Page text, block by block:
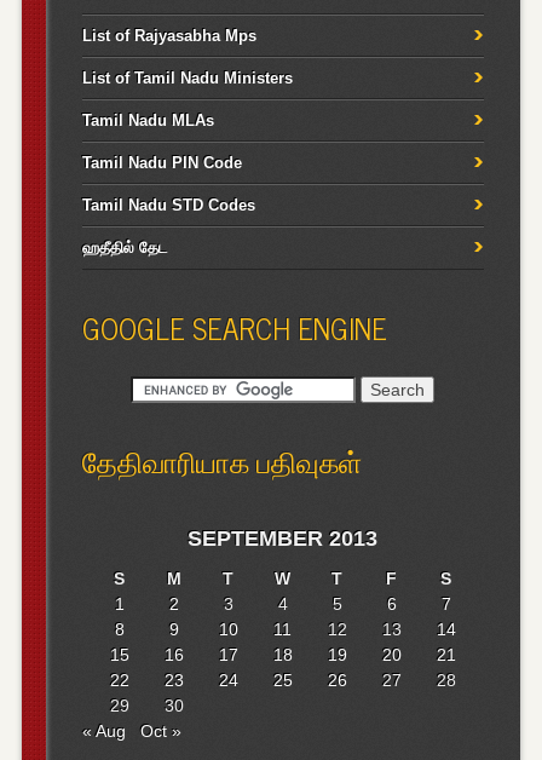
List of Rajyasabha Mps
List of Tamil Nadu Ministers
Tamil Nadu MLAs
Tamil Nadu PIN Code
Tamil Nadu STD Codes
ஹதீதில் தேட
GOOGLE SEARCH ENGINE
தேதிவாரியாக பதிவுகள்
SEPTEMBER 2013
S M T W T F
S
1
2 3 4 5 6
7
8
9 10 11 12 13
14
15
16 17 18 19 20
21
22
23 24 25 26 27
28
29
30
« Aug
Oct »